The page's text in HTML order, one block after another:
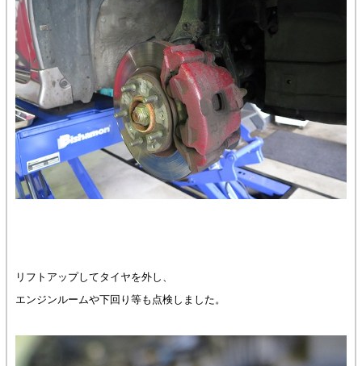
リフトアップしてタイヤを外し、
エンジンルームや下回り等も点検しました。